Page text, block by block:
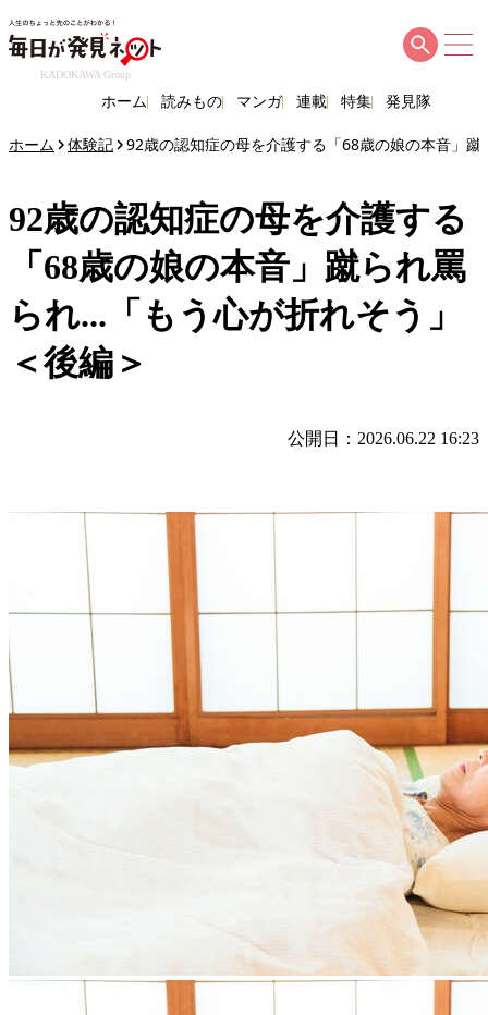
KADOKAWA Group
ホーム 読みもの マンガ 連載 特集 発見隊
ホーム 体験記 92歳の認知症の母を介護する「68歳の娘の本音」
92歳の認知症の母を介護する
「68歳の娘の本音」蹴られ罵
られ...「もう心が折れそう」
＜後編＞
公開日：2026.06.22 16:23